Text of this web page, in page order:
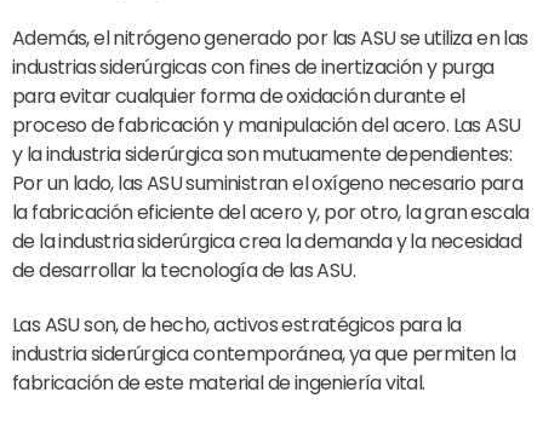
Además, el nitrógeno generado por las ASU se utiliza en las
industrias siderúrgicas con fines de inertización y purga
para evitar cualquier forma de oxidación durante el
proceso de fabricación y manipulación del acero. Las ASU
y la industria siderúrgica son mutuamente dependientes:
Por un lado, las ASU suministran el oxígeno necesario para
la fabricación eficiente del acero y, por otro, la gran escala
de la industria siderúrgica crea la demanda y la necesidad
de desarrollar la tecnología de las ASU.
Las ASU son, de hecho, activos estratégicos para la
industria siderúrgica contemporánea, ya que permiten la
fabricación de este material de ingeniería vital.